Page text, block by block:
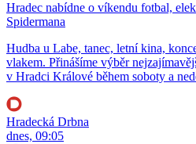
Hradec nabídne o víkendu fotbal,
Spidermana
Hudba u Labe, tanec, letní kina,
vlakem. Přinášíme výběr
v Hradci Králové během soboty a
Hradecká Drbna
dnes, 09:05